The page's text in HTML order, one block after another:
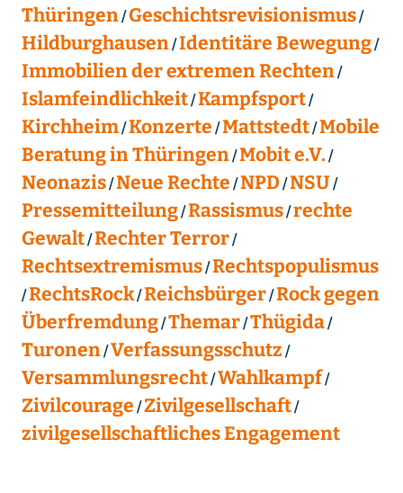
Thüringen Geschichtsrevisionismus
Hildburghausen Identitäre Bewegung
Immobilien der extremen Rechten
Islamfeindlichkeit Kampfsport
Kirchheim Konzerte Mattstedt Mobile
Beratung in Thüringen Mobit e.V.
Neonazis Neue Rechte NPD NSU
Pressemitteilung Rassismus rechte
Gewalt Rechter Terror
Rechtsextremismus Rechtspopulismus
RechtsRock Reichsbürger Rock gegen
Überfremdung Themar Thügida
Turonen Verfassungsschutz
Versammlungsrecht Wahlkampf
Zivilcourage Zivilgesellschaft
zivilgesellschaftliches Engagement